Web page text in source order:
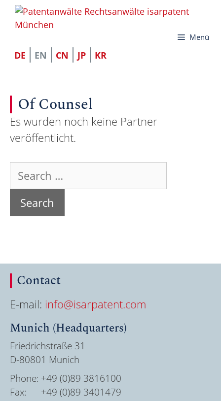
Skip
Menü
DE EN CN JP KR
Of Counsel
Es wurden noch keine Partner
veröffentlicht.
Search
for:
Contact
E-mail: info@isarpatent.com
Munich (Headquarters)
Friedrichstraße 31
D-80801 Munich
Phone: +49 (0)89 3816100
Fax:
+49 (0)89 3401479